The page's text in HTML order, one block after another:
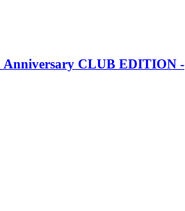
Anniversary CLUB EDITION -